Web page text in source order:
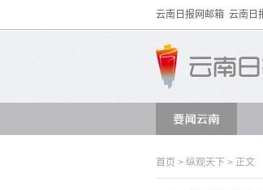
云南日报网邮箱 云南日
首页 > 纵观天下 > 正文